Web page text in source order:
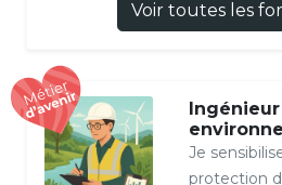
Voir toutes les
Je
protection